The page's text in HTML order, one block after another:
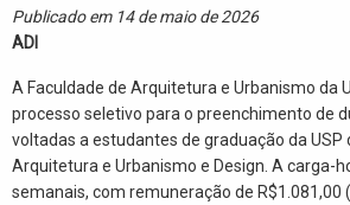
Publicado em 14 de maio de 2026
ADI
A Faculdade de Arquitetura e Urbanismo da
processo seletivo para o preenchimento de
voltadas a estudantes de graduação da USP
Arquitetura e Urbanismo e Design. A carga-
semanais, com remuneração de R$1.081,00